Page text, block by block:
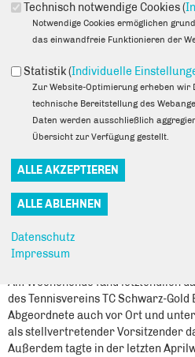
einer Neuansiedlung von
hinaus war es den Anwohnern
Problematik einer
Ahrensfelde nochmals zu
dieser Veranstaltung gibt es
Bürgerbüro angefragt werden.
Außerdem fanden wieder diverse
welche einmal im Monat im
über aktuelle Themen aus der
Wartenberger Hof
gute Gespräche.
Am Wochenende fand letztendlich
des Tennisvereins TC Schwarz-
Abgeordnete auch vor Ort und
als stellvertretender Vorsitzender
Außerdem tagte in der letzten
Technisch notwendige Cookies (
Notwendige Cookies ermöglichen
das einwandfreie Funktionieren der
Statistik (Individuelle
Zur Website-Optimierung erheben wir
technische Bereitstellung des
Daten werden ausschließlich
Übersicht zur Verfügung gestellt.
Datenschutz
Impressum